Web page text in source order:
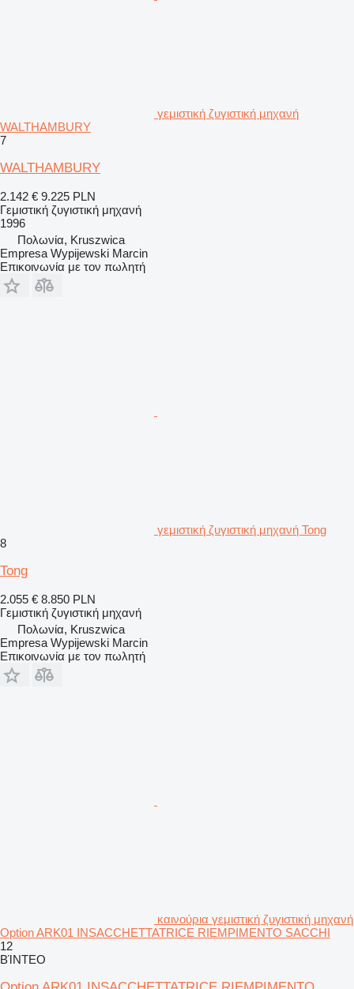
γεμιστική ζυγιστική μηχανή
WALTHAMBURY
7
WALTHAMBURY
2.142 € 9.225 PLN
Γεμιστική ζυγιστική μηχανή
1996
Πολωνία, Kruszwica
Empresa Wypijewski Marcin
Επικοινωνία με τον πωλητή
γεμιστική ζυγιστική μηχανή Tong
8
Tong
2.055 € 8.850 PLN
Γεμιστική ζυγιστική μηχανή
Πολωνία, Kruszwica
Empresa Wypijewski Marcin
Επικοινωνία με τον πωλητή
καινούρια γεμιστική ζυγιστική μηχανή
Option ARK01 INSACCHETTATRICE RIEMPIMENTO SACCHI
12
ΒΊΝΤΕΟ